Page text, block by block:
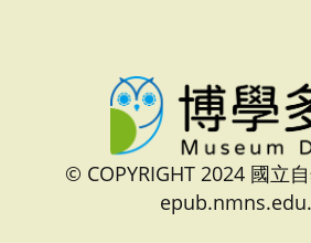
© COPYRIGHT 2024 國立